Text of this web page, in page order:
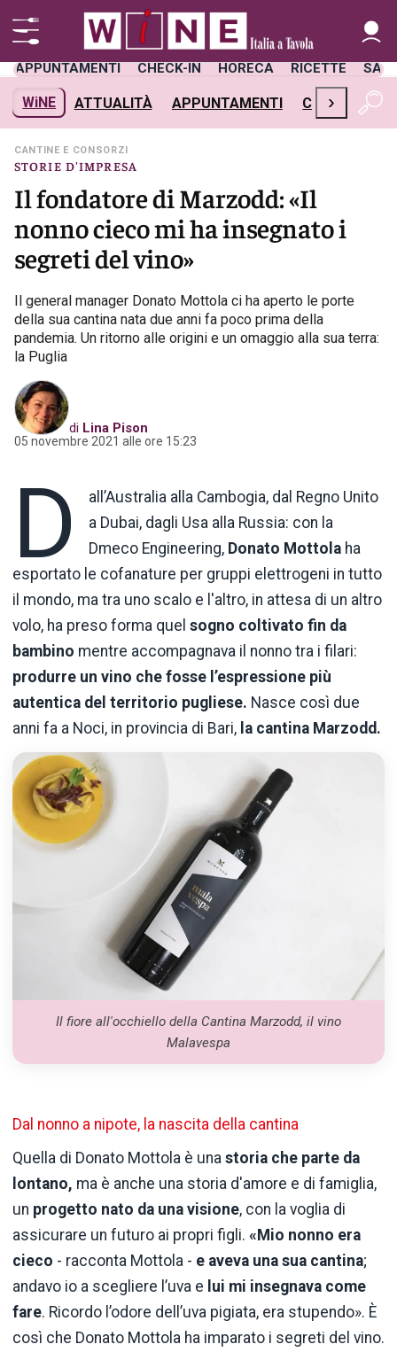
APPUNTAMENTI CHECK-IN HORECA RICETTE
WiNE ATTUALITÀ APPUNTAMENTI CHECK-IN
›
STORIE D'IMPRESA
CANTINE E CONSORZI
Il fondatore di Marzodd: «Il
nonno cieco mi ha insegnato i
segreti del vino»
Il general manager Donato Mottola ci ha aperto le porte
della sua cantina nata due anni fa poco prima della
pandemia. Un ritorno alle origini e un omaggio alla sua terra:
la Puglia
di Lina Pison
05 novembre 2021 alle ore 15:23
D
all’Australia alla Cambogia, dal Regno Unito
a Dubai, dagli Usa alla Russia: con la
Dmeco Engineering, Donato Mottola ha
esportato le cofanature per gruppi elettrogeni in tutto
il mondo, ma tra uno scalo e l'altro, in attesa di un altro
volo, ha preso forma quel sogno coltivato fin da
bambino mentre accompagnava il nonno tra i filari:
produrre un vino che fosse l’espressione più
autentica del territorio pugliese. Nasce così due
anni fa a Noci, in provincia di Bari, la cantina Marzodd.
Il fiore all'occhiello della Cantina Marzodd, il vino
Malavespa
Dal nonno a nipote, la nascita della cantina
Quella di Donato Mottola è una storia che parte da
lontano, ma è anche una storia d'amore e di famiglia,
un progetto nato da una visione, con la voglia di
assicurare un futuro ai propri figli. «Mio nonno era
cieco - racconta Mottola - e aveva una sua cantina;
andavo io a scegliere l’uva e lui mi insegnava come
fare. Ricordo l’odore dell’uva pigiata, era stupendo». È
così che Donato Mottola ha imparato i segreti del vino.